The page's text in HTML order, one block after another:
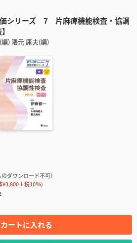
価シリーズ 7 片麻痺機能検査・協調
) 隈元 庸夫(編)
ダウンロード不可）
¥3,800＋税10％)
カートに入れる